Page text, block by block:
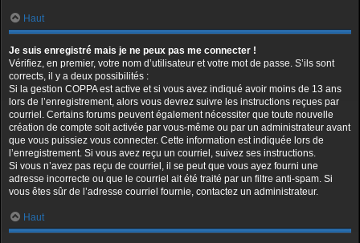
Haut
Je suis enregistré mais je ne peux pas me connecter !
Vérifiez, en premier, votre nom d’utilisateur et votre mot de passe. S’ils sont
corrects, il y a deux possibilités :
Si la gestion COPPA est active et si vous avez indiqué avoir moins de 13 ans
lors de l’enregistrement, alors vous devrez suivre les instructions reçues par
courriel. Certains forums peuvent également nécessiter que toute nouvelle
création de compte soit activée par vous-même ou par un administrateur avant
que vous puissiez vous connecter. Cette information est indiquée lors de
l’enregistrement. Si vous avez reçu un courriel, suivez ses instructions.
Si vous n’avez pas reçu de courriel, il se peut que vous ayez fourni une
adresse incorrecte ou que le courriel ait été traité par un filtre anti-spam. Si
vous êtes sûr de l’adresse courriel fournie, contactez un administrateur.
Haut